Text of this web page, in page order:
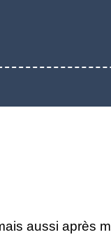
aussi après